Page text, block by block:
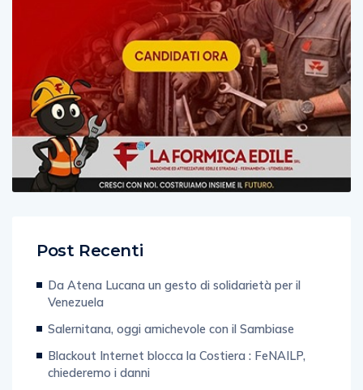
Post Recenti
Da Atena Lucana un gesto di solidarietà per il
Venezuela
Salernitana, oggi amichevole con il Sambiase
Blackout Internet blocca la Costiera : FeNAILP,
chiederemo i danni